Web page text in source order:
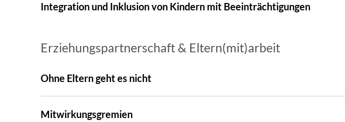
Integration und Inklusion von Kindern mit Beeinträchtigungen
Erziehungspartnerschaft & Eltern(mit)arbeit
Ohne Eltern geht es nicht
Mitwirkungsgremien